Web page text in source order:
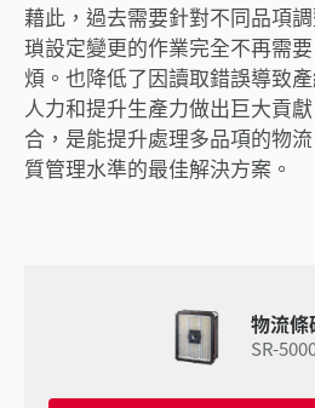
藉此，過去需要針對不同品項
瑣設定變更的作業完全不再需
煩。也降低了因讀取錯誤導致
人力和提升生產力做出巨大貢
合，是能提升處理多品項的物
質管理水準的最佳解決方案。
物流條
SR-